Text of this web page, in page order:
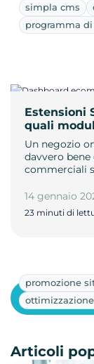
simpla cms
programma
Estensioni
quali
Un negozio
davvero bene
commerciali
14 gennaio
23 minuti di
promozione
Articoli